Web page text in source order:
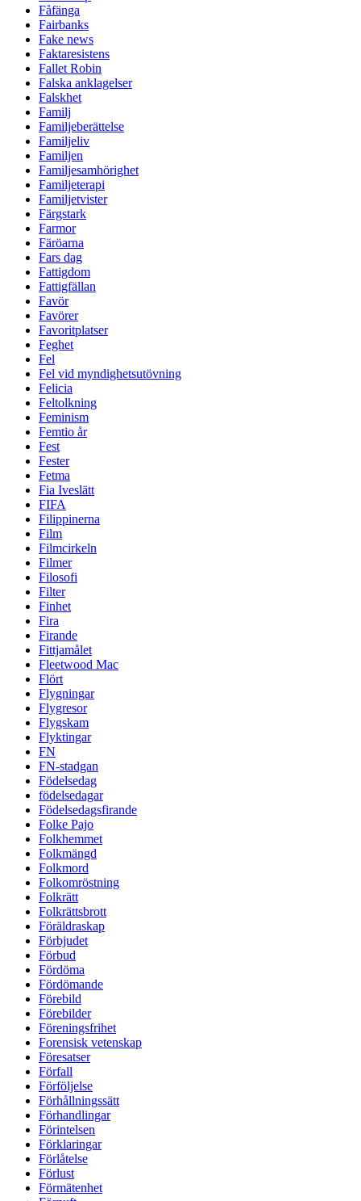
Fåfänga
Fairbanks
Fake news
Faktaresistens
Fallet Robin
Falska anklagelser
Falskhet
Familj
Familjeberättelse
Familjeliv
Familjen
Familjesamhörighet
Familjeterapi
Familjetvister
Färgstark
Farmor
Färöarna
Fars dag
Fattigdom
Fattigfällan
Favör
Favörer
Favoritplatser
Feghet
Fel
Fel vid myndighetsutövning
Felicia
Feltolkning
Feminism
Femtio år
Fest
Fester
Fetma
Fia Iveslätt
FIFA
Filippinerna
Film
Filmcirkeln
Filmer
Filosofi
Filter
Finhet
Fira
Firande
Fittjamålet
Fleetwood Mac
Flört
Flygningar
Flygresor
Flygskam
Flyktingar
FN
FN-stadgan
Födelsedag
födelsedagar
Födelsedagsfirande
Folke Pajo
Folkhemmet
Folkmängd
Folkmord
Folkomröstning
Folkrätt
Folkrättsbrott
Föräldraskap
Förbjudet
Förbud
Fördöma
Fördömande
Förebild
Förebilder
Föreningsfrihet
Forensisk vetenskap
Föresatser
Förfall
Förföljelse
Förhållningssätt
Förhandlingar
Förintelsen
Förklaringar
Förlåtelse
Förlust
Förmätenhet